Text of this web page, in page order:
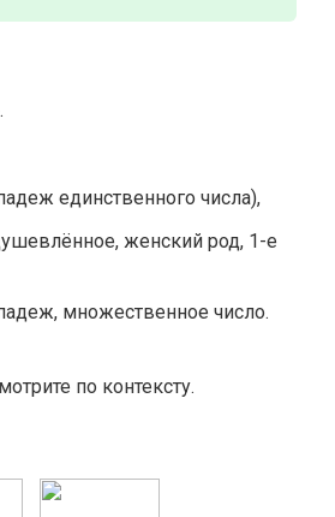
единственного числа),
женский род, 1-е
множественное число.
по контексту.